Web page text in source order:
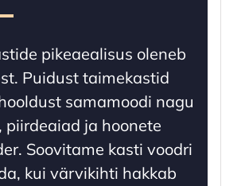
pikeaealisus oleneb
Puidust taimekastid
samamoodi nagu
piirdeaiad ja hoonete
Soovitame kasti voodri
kui värvikihti hakkab